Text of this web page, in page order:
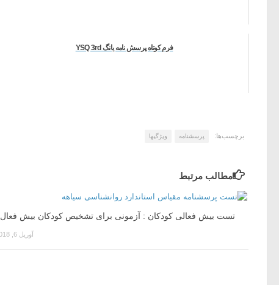
فرم کوتاه پرسش نامه یانگ YSQ 3rd
برچسب‌ها: پرسشنامه ویژگیها
مطالب مرتبط
تست بیش فعالی کودکان : آزمونی برای تشخیص کودکان بیش فعال
آوریل 6, 2018